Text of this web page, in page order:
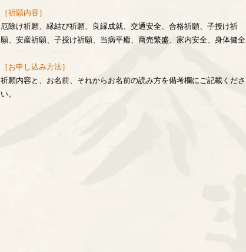
［祈願内容］
厄除け祈願、縁結び祈願、良縁成就、交通安全、合格祈願、子授け祈
願、安産祈願、子授け祈願、当病平癒、商売繁盛、家内安全、身体健全
［お申し込み方法］
祈願内容と、お名前、それからお名前の読み方を備考欄にご記載くださ
い。